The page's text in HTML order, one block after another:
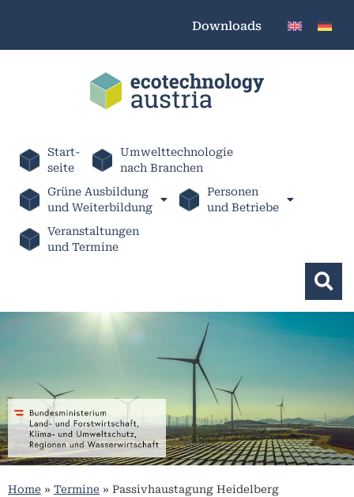
Downloads
Start-
seite
Umwelttechnologie
nach Branchen
Grüne Ausbildung
und Weiterbildung
Personen
und Betriebe
Veranstaltungen
und Termine
Home » Termine » Passivhaustagung Heidelberg